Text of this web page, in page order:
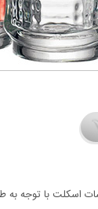
با توجه به